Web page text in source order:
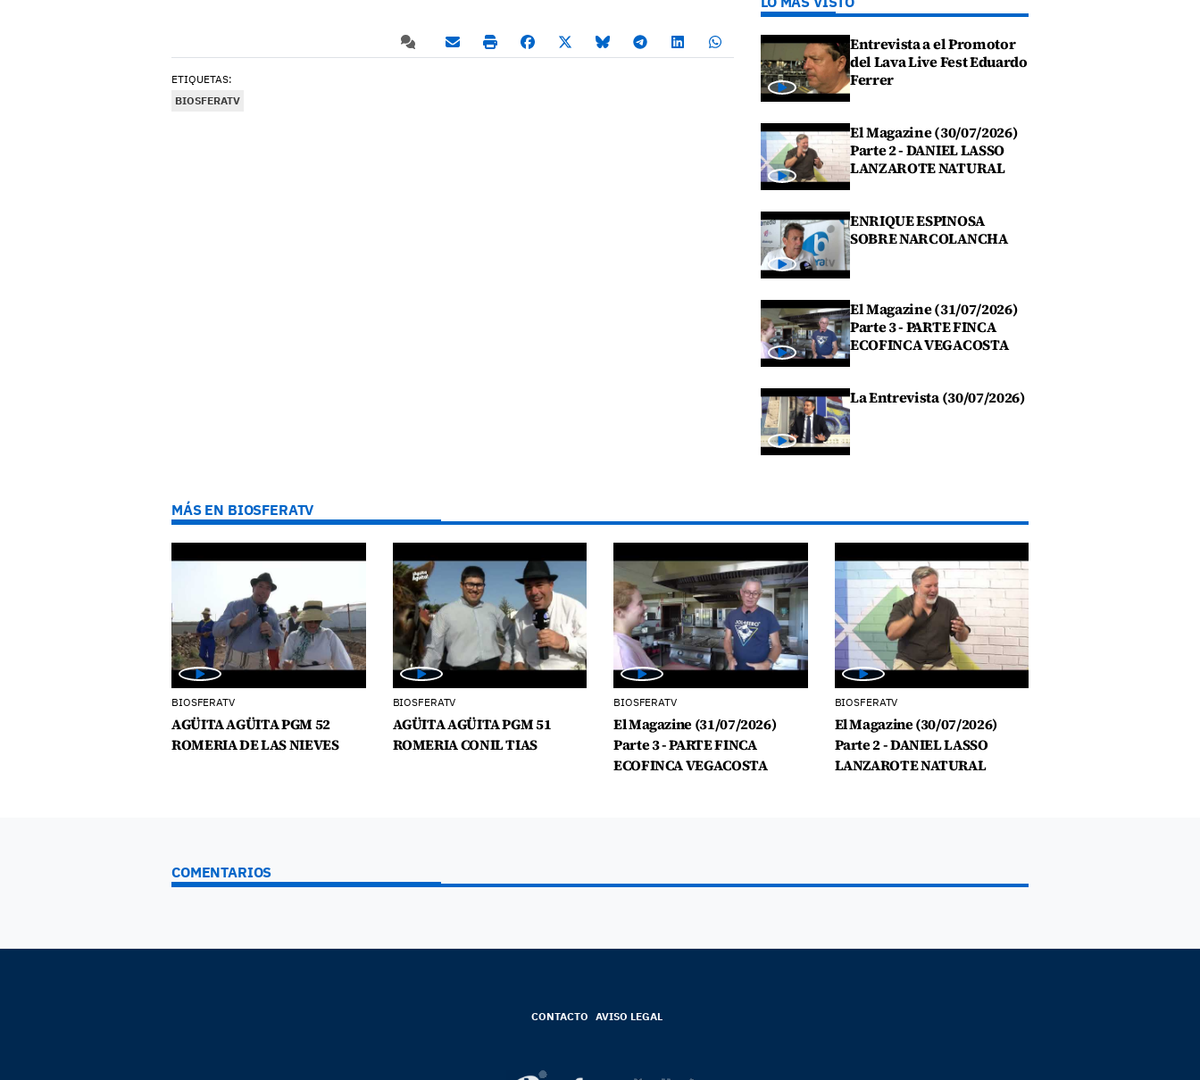
ETIQUETAS:
BIOSFERATV
Entrevista a el Promotor
del Lava Live Fest Eduardo
Ferrer
El Magazine (30/07/2026)
Parte 2 - DANIEL LASSO
LANZAROTE NATURAL
ENRIQUE ESPINOSA
SOBRE NARCOLANCHA
El Magazine (31/07/2026)
Parte 3 - PARTE FINCA
ECOFINCA VEGACOSTA
La Entrevista (30/07/2026)
MÁS EN BIOSFERATV
BIOSFERATV
AGÜITA AGÜITA PGM 52
ROMERIA DE LAS NIEVES
BIOSFERATV
AGÜITA AGÜITA PGM 51
ROMERIA CONIL TIAS
BIOSFERATV
El Magazine (31/07/2026)
Parte 3 - PARTE FINCA
ECOFINCA VEGACOSTA
BIOSFERATV
El Magazine (30/07/2026)
Parte 2 - DANIEL LASSO
LANZAROTE NATURAL
COMENTARIOS
CONTACTO AVISO LEGAL